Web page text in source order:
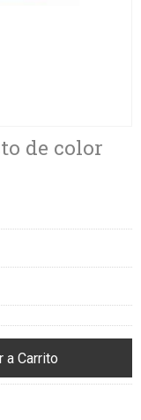
de color
a Carrito